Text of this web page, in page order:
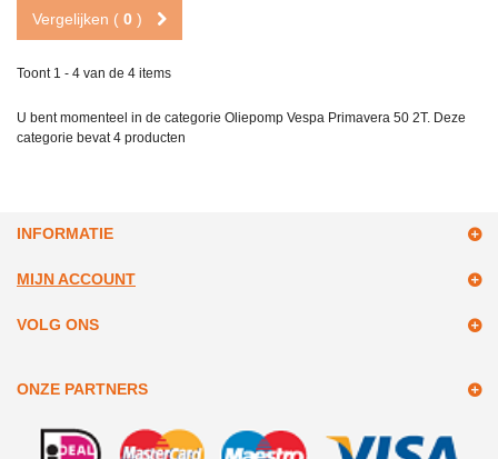
Vergelijken ( 0 )
Toont 1 - 4 van de 4 items
U bent momenteel in de categorie Oliepomp Vespa Primavera 50 2T. Deze
categorie bevat4 producten
INFORMATIE
MIJN ACCOUNT
VOLG ONS
ONZE PARTNERS